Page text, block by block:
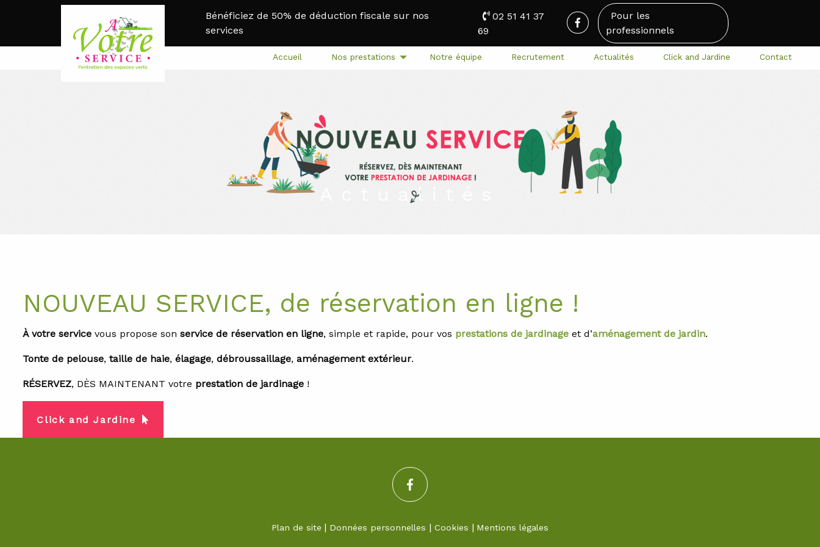
Bénéficiez de 50% de déduction fiscale sur nos
services
02 51 41 37
69
Pour les
professionnels
Accueil Nos prestations Notre équipe Recrutement Actualités Click and Jardine Contact
Actualités
NOUVEAU SERVICE, de réservation en ligne !
À votre service vous propose son service de réservation en ligne, simple et rapide, pour vos prestations de jardinage et d’aménagement de jardin.
Tonte de pelouse, taille de haie, élagage, débroussaillage, aménagement extérieur.
RÉSERVEZ, DÈS MAINTENANT votre prestation de jardinage !
Click and Jardine
Plan de site Données personnelles Cookies Mentions légales